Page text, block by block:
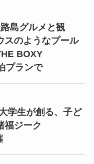
島グルメと観
スのようなプール
BOXY
プランで
学生が創る、子ど
福ジーク